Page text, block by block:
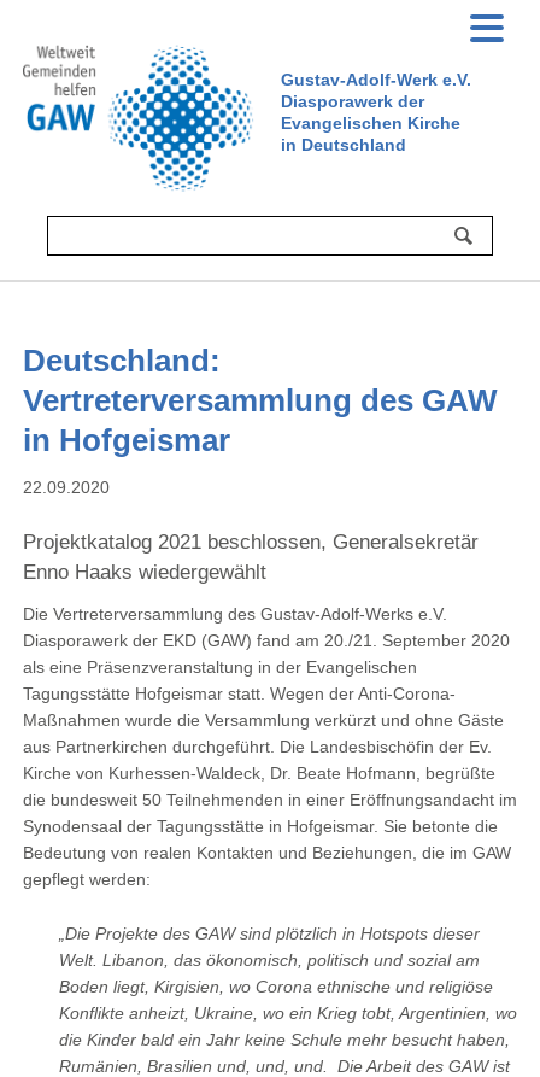
Gustav-Adolf-Werk e.V.
Diasporawerk der
Evangelischen Kirche
in Deutschland
Deutschland:
Vertreterversammlung des GAW
in Hofgeismar
22.09.2020
Projektkatalog 2021 beschlossen, Generalsekretär
Enno Haaks wiedergewählt
Die Vertreterversammlung des Gustav-Adolf-Werks e.V.
Diasporawerk der EKD (GAW) fand am 20./21. September 2020
als eine Präsenzveranstaltung in der Evangelischen
Tagungsstätte Hofgeismar statt. Wegen der Anti-Corona-
Maßnahmen wurde die Versammlung verkürzt und ohne Gäste
aus Partnerkirchen durchgeführt. Die Landesbischöfin der Ev.
Kirche von Kurhessen-Waldeck, Dr. Beate Hofmann, begrüßte
die bundesweit 50 Teilnehmenden in einer Eröffnungsandacht im
Synodensaal der Tagungsstätte in Hofgeismar. Sie betonte die
Bedeutung von realen Kontakten und Beziehungen, die im GAW
gepflegt werden:
„Die Projekte des GAW sind plötzlich in Hotspots dieser
Welt. Libanon, das ökonomisch, politisch und sozial am
Boden liegt, Kirgisien, wo Corona ethnische und religiöse
Konflikte anheizt, Ukraine, wo ein Krieg tobt, Argentinien, wo
die Kinder bald ein Jahr keine Schule mehr besucht haben,
Rumänien, Brasilien und, und, und. Die Arbeit des GAW ist